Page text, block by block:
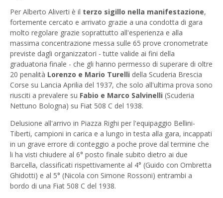
Per Alberto Aliverti è il terzo sigillo nella manifestazione,
fortemente cercato e arrivato grazie a una condotta di gara
molto regolare grazie soprattutto all'esperienza e alla
massima concentrazione messa sulle 65 prove cronometrate
previste dagli organizzatori - tutte valide ai fini della
graduatoria finale - che gli hanno permesso di superare di oltre
20 penalità Lorenzo e Mario Turelli della Scuderia Brescia
Corse su Lancia Aprilia del 1937, che solo all'ultima prova sono
riusciti a prevalere su Fabio e Marco Salvinelli (Scuderia
Nettuno Bologna) su Fiat 508 C del 1938.
Delusione all'arrivo in Piazza Righi per l'equipaggio Bellini-
Tiberti, campioni in carica e a lungo in testa alla gara, incappati
in un grave errore di conteggio a poche prove dal termine che
li ha visti chiudere al 6° posto finale subito dietro ai due
Barcella, classificati rispettivamente al 4° (Guido con Ombretta
Ghidotti) e al 5° (Nicola con Simone Rossoni) entrambi a
bordo di una Fiat 508 C del 1938.